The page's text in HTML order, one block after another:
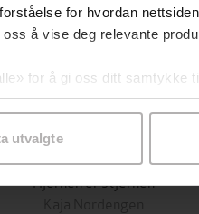
for hvordan
å vise deg relevante
for å gi oss ditt samtykke
formål ved å klikke på
utvalgte
Hjernen er stjernen